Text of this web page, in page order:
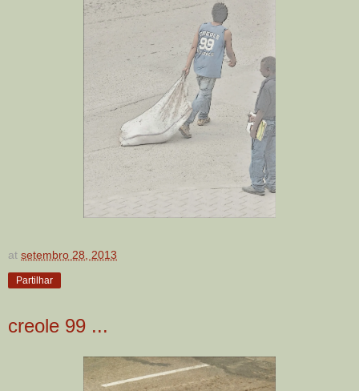
at setembro 28, 2013
Partilhar
creole 99 ...